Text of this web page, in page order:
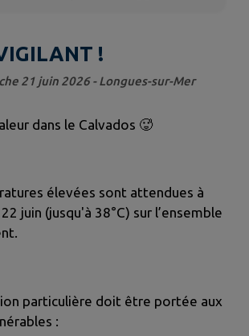
!
21 juin 2026 - Longues-sur-Mer
dans le Calvados 🥵
élevées sont attendues à
juin (jusqu'à 38°C) sur l’ensemble
particulière doit être portée aux
: